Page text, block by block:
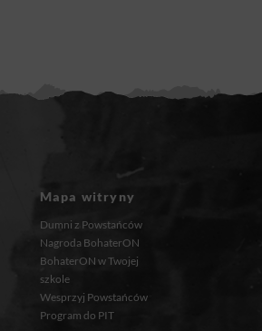
Mapa witryny
Dumni z Powstańców
Nagroda BohaterON
BohaterON w Twojej
szkole
Wesprzyj Powstańców
Program do PIT